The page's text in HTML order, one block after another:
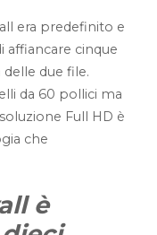
era predefinito e
affiancare cinque
due file.
da 60 pollici ma
Full HD è
che
è